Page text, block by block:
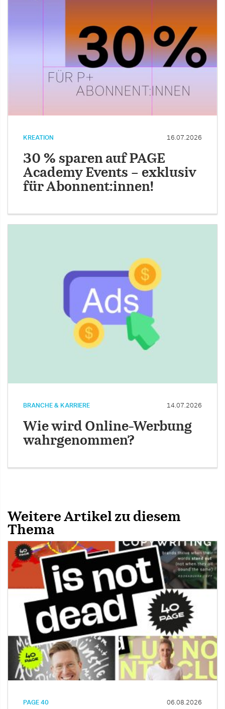
KREATION 16.07.2026
30 % sparen auf PAGE
Academy Events – exklusiv
für Abonnent:innen!
BRANCHE & KARRIERE 14.07.2026
Wie wird Online-Werbung
wahrgenommen?
Weitere Artikel zu diesem
Thema
PAGE 40 06.08.2026